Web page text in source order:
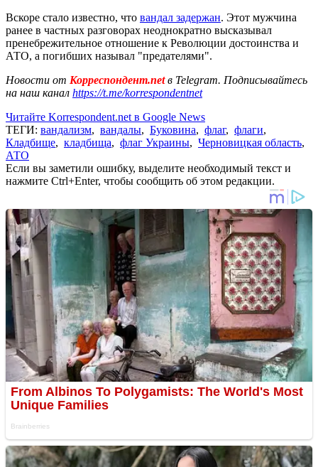
Вскоре стало известно, что вандал задержан. Этот мужчина
ранее в частных разговорах неоднократно высказывал
пренебрежительное отношение к Революции достоинства и
АТО, а погибших называл "предателями".
Новости от Корреспондент.netв Telegram. Подписывайтесь
на наш канал https://t.me/korrespondentnet
Читайте Korrespondent.net в Google News
ТЕГИ: вандализм, вандалы, Буковина, флаг, флаги,
Кладбище, кладбища, флаг Украины, Черновицкая область,
АТО
Если вы заметили ошибку, выделите необходимый текст и
нажмите Ctrl+Enter, чтобы сообщить об этом редакции.